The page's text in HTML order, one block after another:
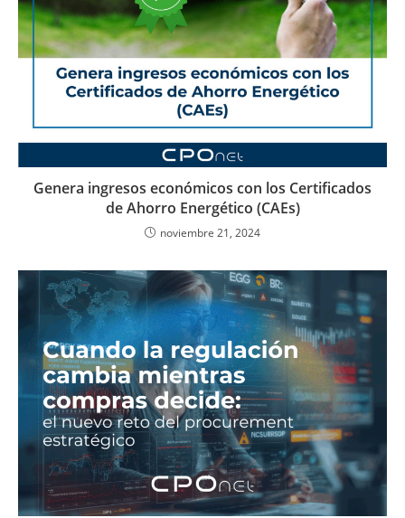
Genera ingresos económicos con los Certificados
de Ahorro Energético (CAEs)
noviembre 21, 2024